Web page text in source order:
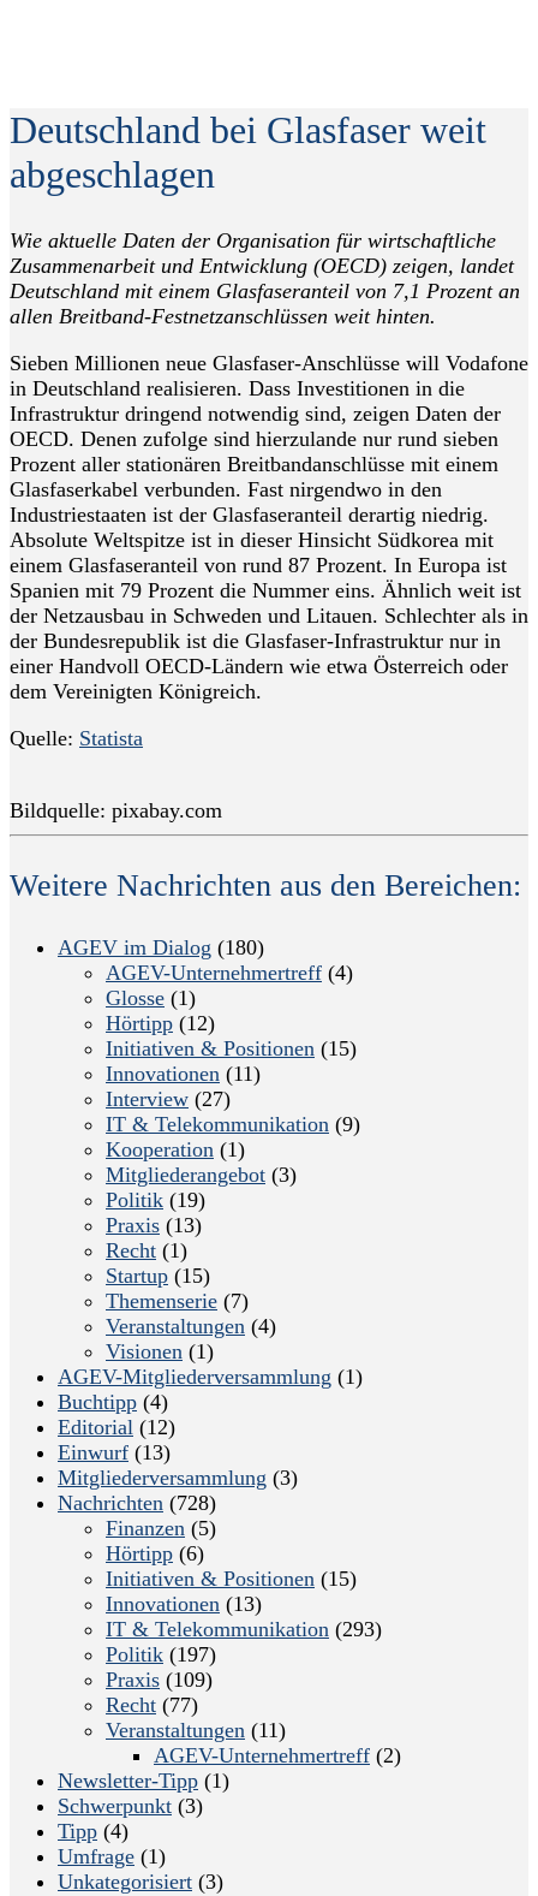
Deutschland bei Glasfaser weit
abgeschlagen
Wie aktuelle Daten der Organisation für wirtschaftliche
Zusammenarbeit und Entwicklung (OECD) zeigen, landet
Deutschland mit einem Glasfaseranteil von 7,1 Prozent an
allen Breitband-Festnetzanschlüssen weit hinten.
Sieben Millionen neue Glasfaser-Anschlüsse will Vodafone
in Deutschland realisieren. Dass Investitionen in die
Infrastruktur dringend notwendig sind, zeigen Daten der
OECD. Denen zufolge sind hierzulande nur rund sieben
Prozent aller stationären Breitbandanschlüsse mit einem
Glasfaserkabel verbunden. Fast nirgendwo in den
Industriestaaten ist der Glasfaseranteil derartig niedrig.
Absolute Weltspitze ist in dieser Hinsicht Südkorea mit
einem Glasfaseranteil von rund 87 Prozent. In Europa ist
Spanien mit 79 Prozent die Nummer eins. Ähnlich weit ist
der Netzausbau in Schweden und Litauen. Schlechter als in
der Bundesrepublik ist die Glasfaser-Infrastruktur nur in
einer Handvoll OECD-Ländern wie etwa Österreich oder
dem Vereinigten Königreich.
Quelle: Statista
Bildquelle: pixabay.com
Weitere Nachrichten aus den Bereichen:
AGEV im Dialog (180)
AGEV-Unternehmertreff (4)
Glosse (1)
Hörtipp (12)
Initiativen & Positionen (15)
Innovationen (11)
Interview (27)
IT & Telekommunikation (9)
Kooperation (1)
Mitgliederangebot (3)
Politik (19)
Praxis (13)
Recht (1)
Startup (15)
Themenserie (7)
Veranstaltungen (4)
Visionen (1)
AGEV-Mitgliederversammlung (1)
Buchtipp (4)
Editorial (12)
Einwurf (13)
Mitgliederversammlung (3)
Nachrichten (728)
Finanzen (5)
Hörtipp (6)
Initiativen & Positionen (15)
Innovationen (13)
IT & Telekommunikation (293)
Politik (197)
Praxis (109)
Recht (77)
Veranstaltungen (11)
AGEV-Unternehmertreff (2)
Newsletter-Tipp (1)
Schwerpunkt (3)
Tipp (4)
Umfrage (1)
Unkategorisiert (3)